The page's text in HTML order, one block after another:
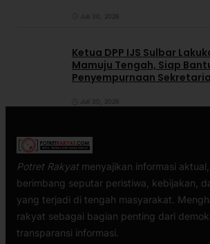
Juli 30, 2026
Ketua DPP IJS Sulbar
Mamuju Tengah, Siap
Penyempurnaan
Juli 30, 2026
Potret Rakyatmenyajikan informasi
berimbang seputar peristiwa, kebijakan,
yang terjadi di tengah masyarakat.
rakyat sebagai bagian penting dari
transparansi informasi.